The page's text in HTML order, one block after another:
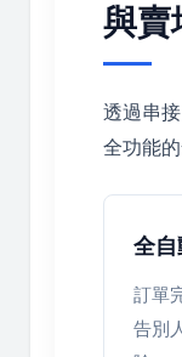
與賣
透過串
全功能
全
訂單
告別